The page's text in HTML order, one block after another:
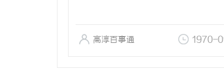
高淳百事通 1970-